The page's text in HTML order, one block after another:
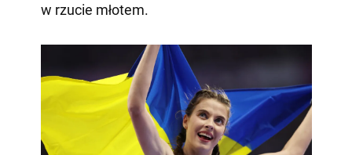
w rzucie młotem.